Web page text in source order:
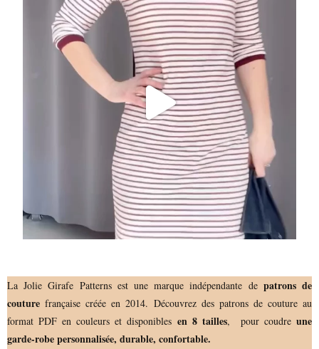
La Jolie Girafe Patterns est une marque indépendante de patrons de
couture française créée en 2014. Découvrez des patrons de couture au
format PDF en couleurs et disponibles en 8 tailles, pour coudreune
garde-robe personnalisée, durable, confortable.